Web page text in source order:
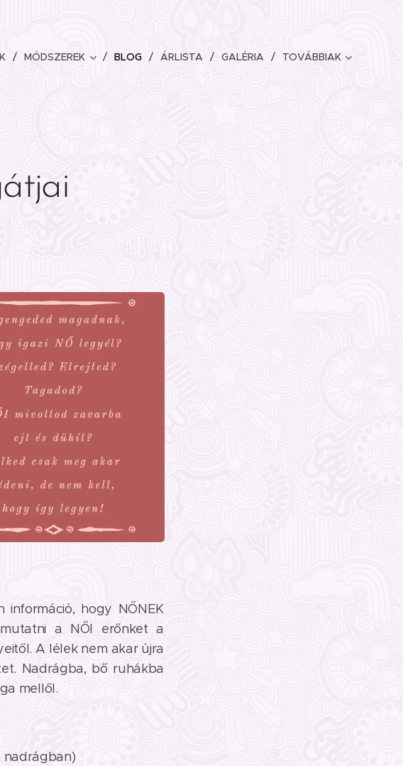
MÓDSZEREK BLOG ÁRLISTA GALÉRIA TOVÁBBIAK
hogy NŐNEK
a NŐI erőnket a
A lélek nem akar újra
Nadrágba, bő ruhákba
mellől.
nadrágban)